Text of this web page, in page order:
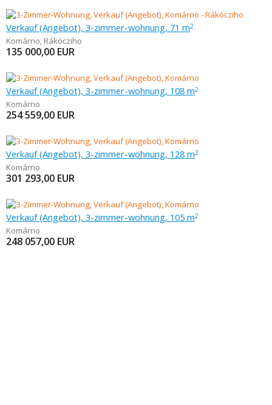
Verkauf (Angebot), 3-zimmer-wohnung, 71 m2
Komárno, Rákócziho
135 000,00 EUR
Verkauf (Angebot), 3-zimmer-wohnung, 108 m2
Komárno
254 559,00 EUR
Verkauf (Angebot), 3-zimmer-wohnung, 128 m2
Komárno
301 293,00 EUR
Verkauf (Angebot), 3-zimmer-wohnung, 105 m2
Komárno
248 057,00 EUR